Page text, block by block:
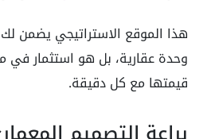
هذا الموقع الاستراتيجي يضمن
وحدة عقارية، بل هو استثمار في
قيمتها مع كل دقيقة.